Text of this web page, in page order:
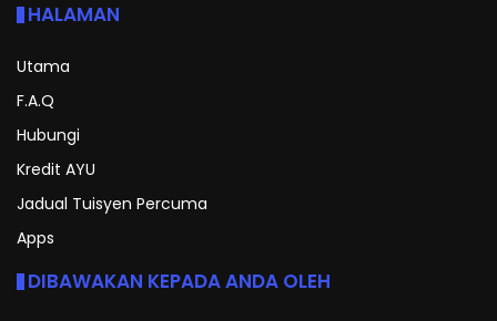
HALAMAN
Utama
F.A.Q
Hubungi
Kredit AYU
Jadual Tuisyen Percuma
Apps
DIBAWAKAN KEPADA ANDA OLEH